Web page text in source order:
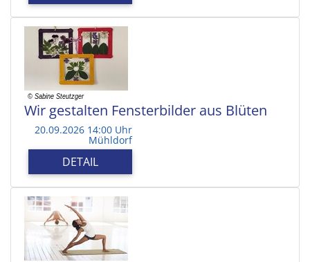
Wir gestalten Fensterbilder aus Blüten
20.09.2026 14:00 Uhr
Mühldorf
DETAIL